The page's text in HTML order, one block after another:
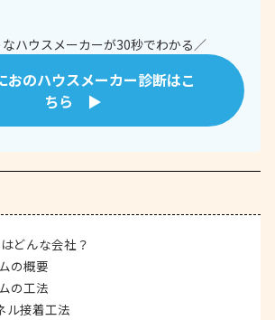
ハウスメーカーが30秒でわかる／
おのハウスメーカー診断はこ
ちら ▶
どんな会社？
の概要
の工法
ル接着工法